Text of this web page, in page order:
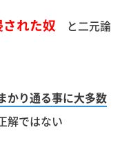
れた奴 と二元論
かり通る事に大多数
解ではない